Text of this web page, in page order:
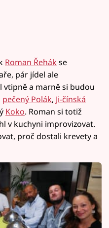
Roman Řehák se
pár jídel ale
a marně si budou
pečený Polák, Ji-čínská
Koko. Roman si totiž
v kuchyni improvizovat.
proč dostali krevety a